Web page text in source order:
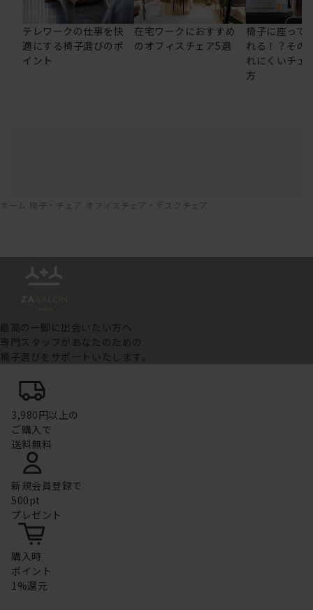
テレワークの仕事を快
適にする椅子選びのポ
イント
在宅ワークにおすすめ
のオフィスチェア5選
椅子に座って
れる！？その
れにくいチェ
方
ホーム 椅子・チェア オフィスチェア・デスクチェア
最高の一脚に出会いたい方へ
専門スタッフがあなたのための
椅子選びをサポートいたします。
3,980円以上の
ご購入で
送料無料
新規会員登録で
500pt
プレゼント
購入時
ポイント
1%還元